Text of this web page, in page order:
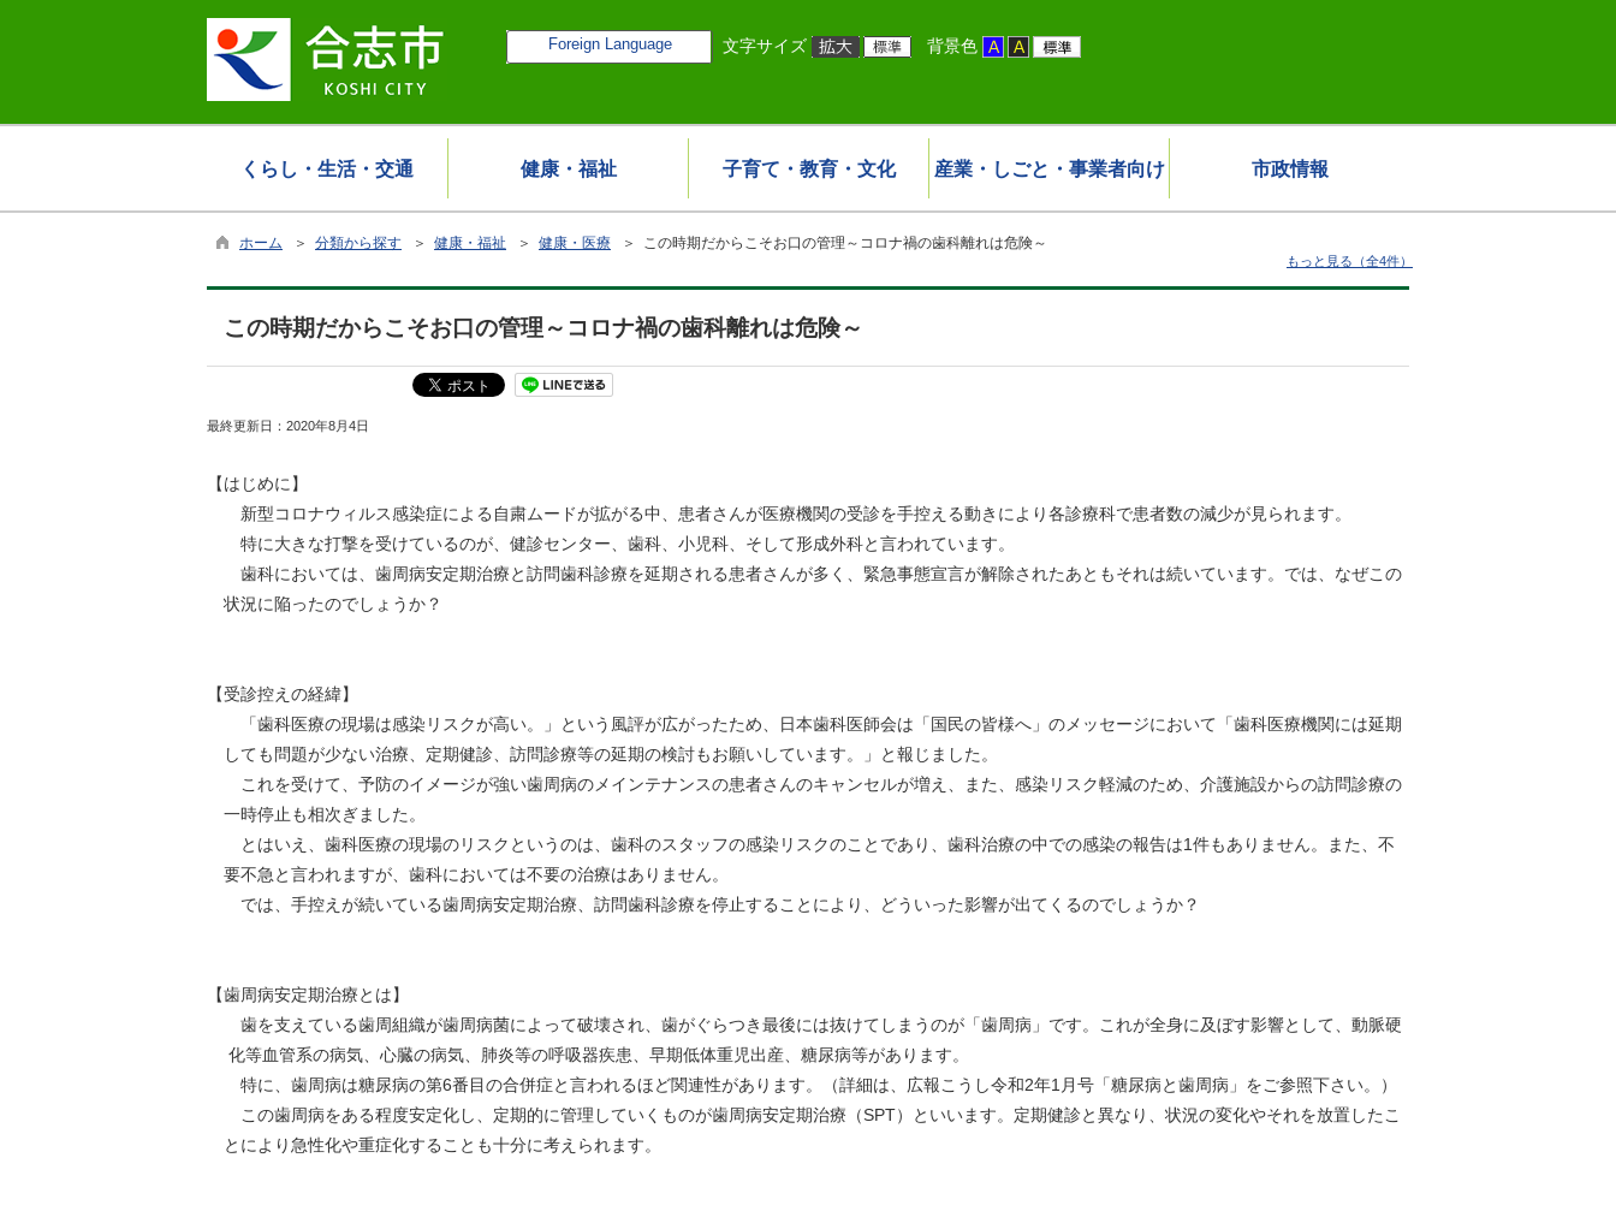
Foreign Language 文字サイズ 背景色
くらし・生活・交通 健康・福祉 子育て・教育・文化 産業・しごと・事業者向け 市政情報
ホーム ＞ 分類から探す ＞ 健康・福祉 ＞ 健康・医療 ＞ この時期だからこそお口の管理～コロナ禍の歯科離れは危険～
もっと見る（全4件）
この時期だからこそお口の管理～コロナ禍の歯科離れは危険～
最終更新日： 2020年8月4日
【はじめに】
新型コロナウィルス感染症による自粛ムードが拡がる中、患者さんが医療機関の受診を手控える動きにより各診療科で患者数の減少が見られます。
特に大きな打撃を受けているのが、健診センター、歯科、小児科、そして形成外科と言われています。
歯科においては、歯周病安定期治療と訪問歯科診療を延期される患者さんが多く、緊急事態宣言が解除されたあともそれは続いています。では、なぜこの
状況に陥ったのでしょうか？
【受診控えの経緯】
「歯科医療の現場は感染リスクが高い。」という風評が広がったため、日本歯科医師会は「国民の皆様へ」のメッセージにおいて「歯科医療機関には延期
しても問題が少ない治療、定期健診、訪問診療等の延期の検討もお願いしています。」と報じました。
これを受けて、予防のイメージが強い歯周病のメインテナンスの患者さんのキャンセルが増え、また、感染リスク軽減のため、介護施設からの訪問診療の
一時停止も相次ぎました。
とはいえ、歯科医療の現場のリスクというのは、歯科のスタッフの感染リスクのことであり、歯科治療の中での感染の報告は1件もありません。また、不
要不急と言われますが、歯科においては不要の治療はありません。
では、手控えが続いている歯周病安定期治療、訪問歯科診療を停止することにより、どういった影響が出てくるのでしょうか？
【歯周病安定期治療とは】
歯を支えている歯周組織が歯周病菌によって破壊され、歯がぐらつき最後には抜けてしまうのが「歯周病」です。これが全身に及ぼす影響として、動脈硬
化等血管系の病気、心臓の病気、肺炎等の呼吸器疾患、早期低体重児出産、糖尿病等があります。
特に、歯周病は糖尿病の第6番目の合併症と言われるほど関連性があります。（詳細は、広報こうし令和2年1月号「糖尿病と歯周病」をご参照下さい。）
この歯周病をある程度安定化し、定期的に管理していくものが歯周病安定期治療（SPT）といいます。定期健診と異なり、状況の変化やそれを放置したこ
とにより急性化や重症化することも十分に考えられます。